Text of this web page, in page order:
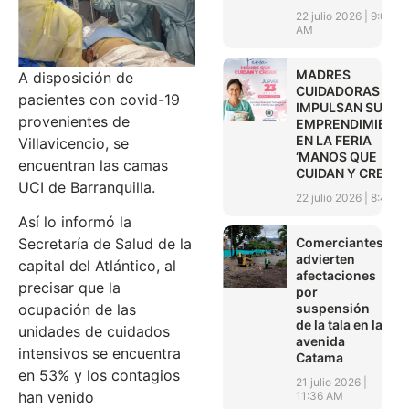
A disposición de
pacientes con covid-19
provenientes de
Villavicencio, se
encuentran las camas
UCI de Barranquilla.
Así lo informó la
Secretaría de Salud de la
capital del Atlántico, al
precisar que la
ocupación de las
unidades de cuidados
intensivos se encuentra
en 53% y los contagios
han venido
22 julio 2026
9:01
AM
MADRES
CUIDADORAS
IMPULSAN SUS
EN LA FERIA
‘MANOS QUE
CUIDAN Y CREAN’
22 julio 2026 8:45
Comerciantes
advierten
afectaciones
por
suspensión
de la tala en la
avenida
Catama
21 julio 2026
11:36 AM